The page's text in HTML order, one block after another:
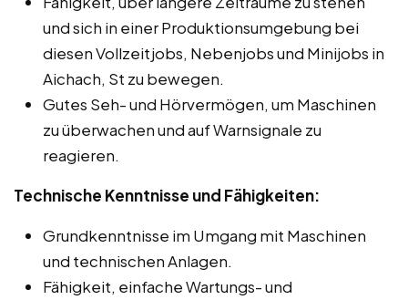
und sich in einer Produktionsumgebung bei
diesen Vollzeitjobs, Nebenjobs und Minijobs in
Aichach, St zu bewegen.
Gutes Seh- und Hörvermögen, um Maschinen
zu überwachen und auf Warnsignale zu
reagieren.
Technische Kenntnisse und Fähigkeiten:
Grundkenntnisse im Umgang mit Maschinen
und technischen Anlagen.
Fähigkeit, einfache Wartungs- und